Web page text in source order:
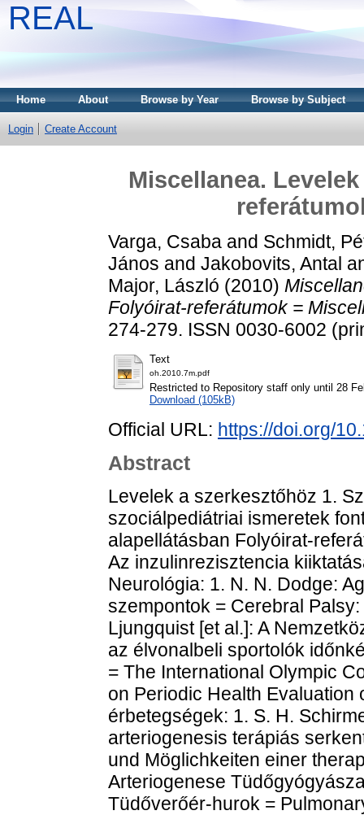
REAL
Home About Browse by Year Browse by Subject
Login Create Account
Miscellanea.
Varga, Csaba and Schmidt,
János and Jakobovits, Antal
Major, László (2010)
Folyóirat-referátumok =
274-279. ISSN 0030-6002
Text
oh.2010.7m.pdf
Restricted to Repository staff only until 28
Download (105kB)
Official URL: https://doi.org/
Abstract
Levelek a szerkesztőhöz 1.
szociálpediátriai ismeretek
alapellátásban Folyóirat-
Az inzulinrezisztencia
Neurológia: 1. N. N. Dodge:
szempontok = Cerebral
Ljungquist [et al.]: A
az élvonalbeli sportolók
= The International Olympic
on Periodic Health Evaluation
érbetegségek: 1. S. H.
arteriogenesis terápiás
und Möglichkeiten einer
Arteriogenese
Tüdőverőér-hurok =